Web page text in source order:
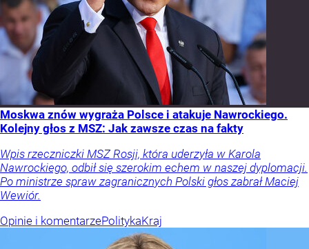
Moskwa znów wygraża Polsce i atakuje Nawrockiego.
Kolejny głos z MSZ: Jak zawsze czas na fakty
Wpis rzeczniczki MSZ Rosji, która uderzyła w Karola
Nawrockiego, odbił się szerokim echem w naszej dyplomacji.
Po ministrze spraw zagranicznych Polski głos zabrał Maciej
Wewiór.
Opinie i komentarzePolitykaKraj